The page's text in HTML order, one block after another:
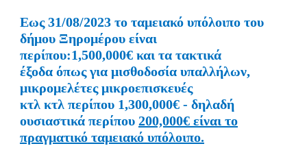
Εως31/08/2023 το ταμειακό υπόλοιπο του
δήμου Ξηρομέρουείναι
περίπου:1,500,000€ και τα τακτικά
έξοδαόπωςγιαμισθοδοσία υπαλλήλων,
μικρομελέτεςμικροεπισκευές
κτλ κτλ περίπου 1,300,000€ - δηλαδή
ουσιαστικά περίπου 200,000€ είναι το
πραγματικό ταμειακό υπόλοιπο.